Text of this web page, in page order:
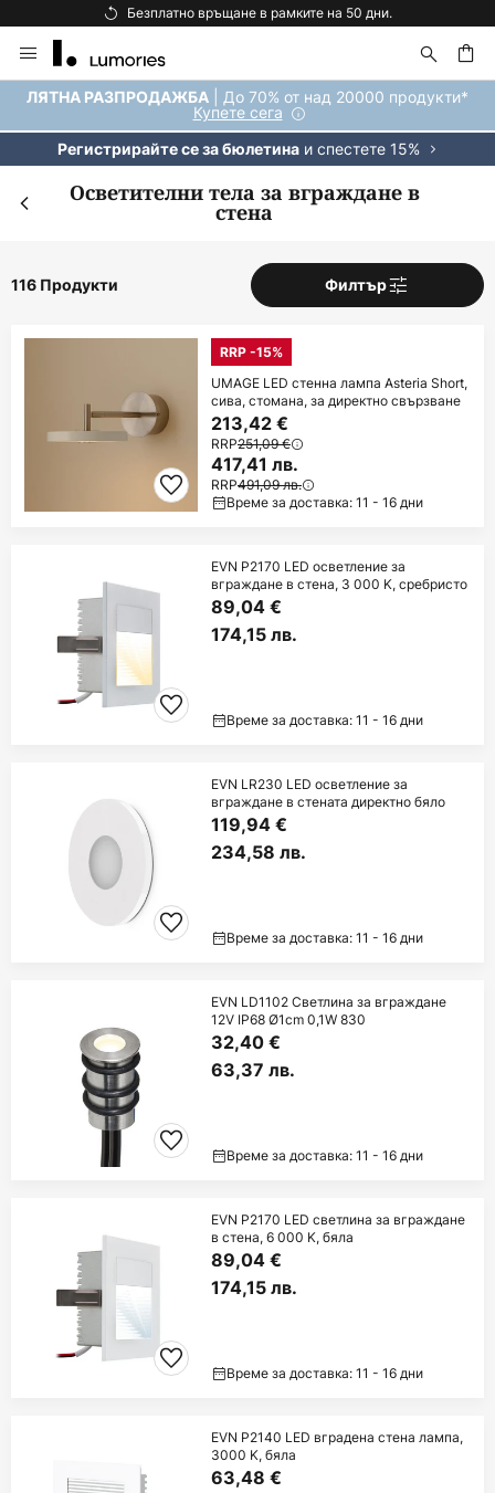
Безплатна доставка над 92 €.
Прескачане
към
съдържанието
ЛЯТНА РАЗПРОДАЖБА | До 70% от над 20000 продукти*
Купете сега
Регистрирайте се за бюлетинаи спестете 15%
Осветителни тела за вграждане в
стена
116 Продукти Филтър
RRP -15%
UMAGE LED стенна лампа Asteria Short,
сива, стомана, за директно свързване
213,42 €
RRP251,09 €
417,41 лв.
RRP491,09 лв.
Време за доставка: 11 - 16 дни
EVN P2170 LED осветление за
вграждане в стена, 3 000 K, сребристо
89,04 €
174,15 лв.
Време за доставка: 11 - 16 дни
EVN LR230 LED осветление за
вграждане в стената директно бяло
119,94 €
234,58 лв.
Време за доставка: 11 - 16 дни
EVN LD1102 Светлина за вграждане
12V IP68 Ø1cm 0,1W 830
32,40 €
63,37 лв.
Време за доставка: 11 - 16 дни
EVN P2170 LED светлина за вграждане
в стена, 6 000 K, бяла
89,04 €
174,15 лв.
Време за доставка: 11 - 16 дни
EVN P2140 LED вградена стена лампа,
3000 K, бяла
63,48 €